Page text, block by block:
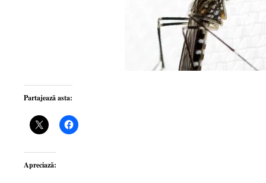
Partajează asta:
Apreciază: